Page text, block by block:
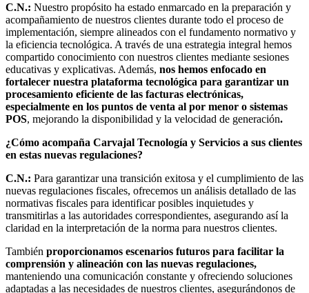
C.N.: Nuestro propósito ha estado enmarcado en la preparación y
acompañamiento de nuestros clientes durante todo el proceso de
implementación, siempre alineados con el fundamento normativo y
la eficiencia tecnológica. A través de una estrategia integral hemos
compartido conocimiento con nuestros clientes mediante sesiones
educativas y explicativas. Además, nos hemos enfocado en
fortalecer nuestra plataforma tecnológica para garantizar un
procesamiento eficiente de las facturas electrónicas,
especialmente en los puntos de venta al por menor o sistemas
POS, mejorando la disponibilidad y la velocidad de generación.
¿Cómo acompaña Carvajal Tecnología y Servicios a sus clientes
en estas nuevas regulaciones?
C.N.: Para garantizar una transición exitosa y el cumplimiento de las
nuevas regulaciones fiscales, ofrecemos un análisis detallado de las
normativas fiscales para identificar posibles inquietudes y
transmitirlas a las autoridades correspondientes, asegurando así la
claridad en la interpretación de la norma para nuestros clientes.
También proporcionamos escenarios futuros para facilitar la
comprensión y alineación con las nuevas regulaciones,
manteniendo una comunicación constante y ofreciendo soluciones
adaptadas a las necesidades de nuestros clientes, asegurándonos de